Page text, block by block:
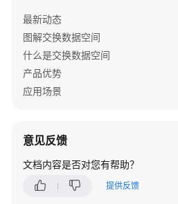
快
速
入
门
指
南
（交
最新动态
图解交换数据空间
什么是交换数据空间
产品优势
应用场景
意见反馈
文档内容是否对您有帮助？
提供反馈